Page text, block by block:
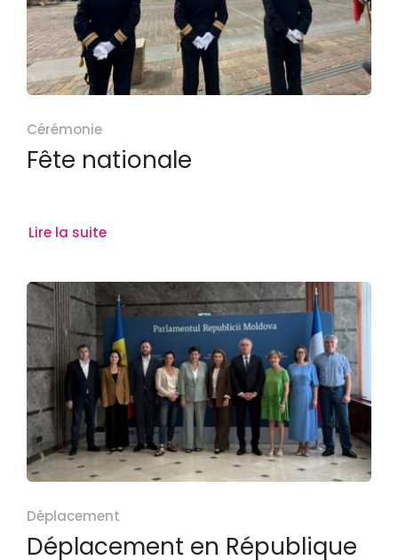
Cérémonie
Fête nationale
Lire la suite
Déplacement
Déplacement en République